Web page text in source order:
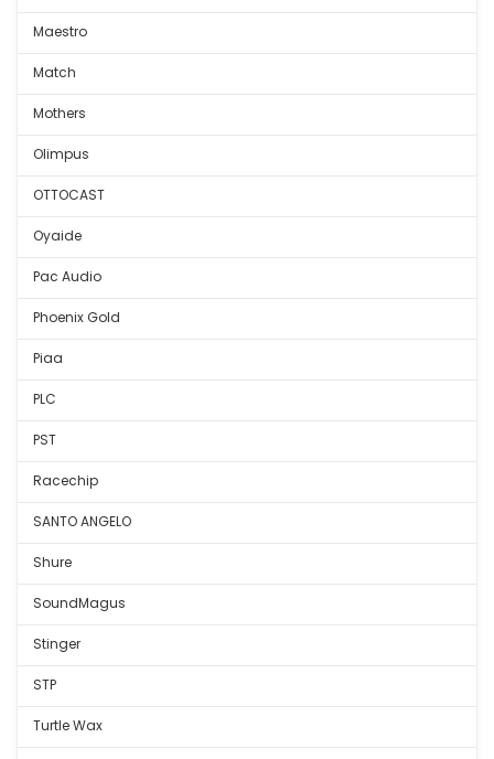
Maestro
Match
Mothers
Olimpus
OTTOCAST
Oyaide
Pac Audio
Phoenix Gold
Piaa
PLC
PST
Racechip
SANTO ANGELO
Shure
SoundMagus
Stinger
STP
Turtle Wax